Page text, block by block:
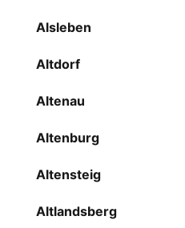
Alsleben
Altdorf
Altenau
Altenburg
Altensteig
Altlandsberg